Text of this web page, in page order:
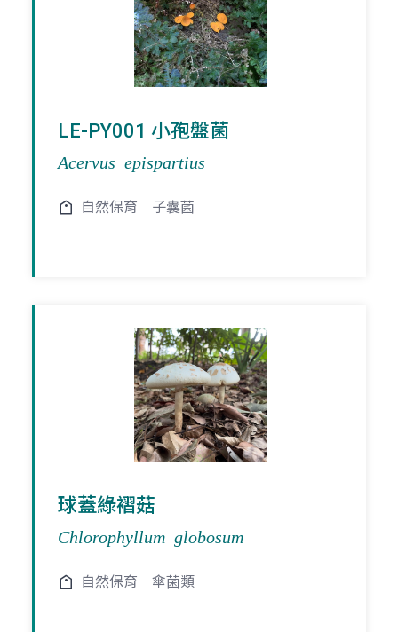
LE-PY001 小孢盤菌
Acervus epispartius
自然保育 子囊菌
球蓋綠褶菇
Chlorophyllum globosum
自然保育 傘菌類